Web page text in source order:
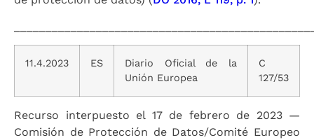
11.4.2023 ES
Diario Oficial de la
Unión Europea
C
127/53
Recurso interpuesto el 17 de febrero de 2023 —
Comisión de Protección de Datos/Comité Europeo